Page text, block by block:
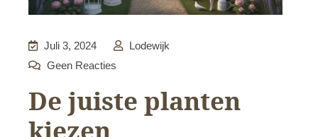
Juli 3, 2024
Lodewijk
Geen Reacties
De juiste planten
kiezen